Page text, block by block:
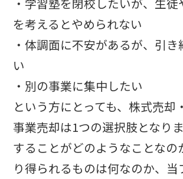
を考えるとやめられない
・体調面に不安があるが、引
い
・別の事業に集中したい
という方にとっても、株式売却
事業売却は1つの選択肢となり
することがどのようなことなの
り得られるものは何なのか、